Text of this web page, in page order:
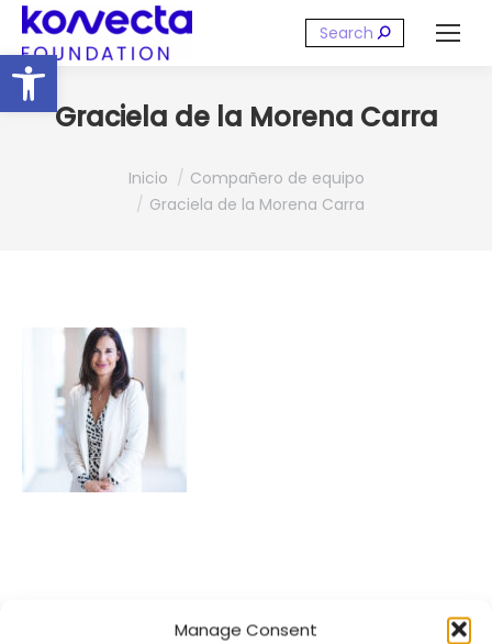
Abrir barra de herramientas
Manage Consent
Buscar:
Graciela de la Morena Carra
Inicio
Compañero de equipo
Graciela de la Morena Carra